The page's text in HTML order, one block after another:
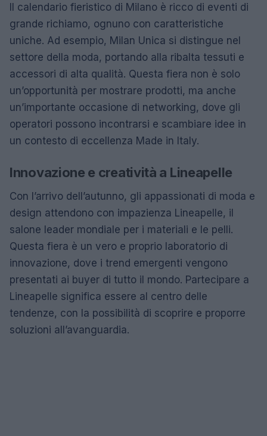
Il calendario fieristico di Milano è ricco di eventi di
grande richiamo, ognuno con caratteristiche
uniche. Ad esempio, Milan Unica si distingue nel
settore della moda, portando alla ribalta tessuti e
accessori di alta qualità. Questa fiera non è solo
un’opportunità per mostrare prodotti, ma anche
un’importante occasione di networking, dove gli
operatori possono incontrarsi e scambiare idee in
un contesto di eccellenza Made in Italy.
Innovazione e creatività a Lineapelle
Con l’arrivo dell’autunno, gli appassionati di moda e
design attendono con impazienza Lineapelle, il
salone leader mondiale per i materiali e le pelli.
Questa fiera è un vero e proprio laboratorio di
innovazione, dove i trend emergenti vengono
presentati ai buyer di tutto il mondo. Partecipare a
Lineapelle significa essere al centro delle
tendenze, con la possibilità di scoprire e proporre
soluzioni all’avanguardia.